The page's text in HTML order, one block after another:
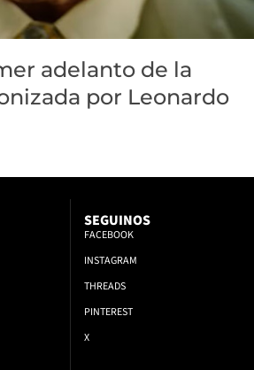
adelanto de la
por Leonardo
SEGUINOS
FACEBOOK
INSTAGRAM
THREADS
PINTEREST
X